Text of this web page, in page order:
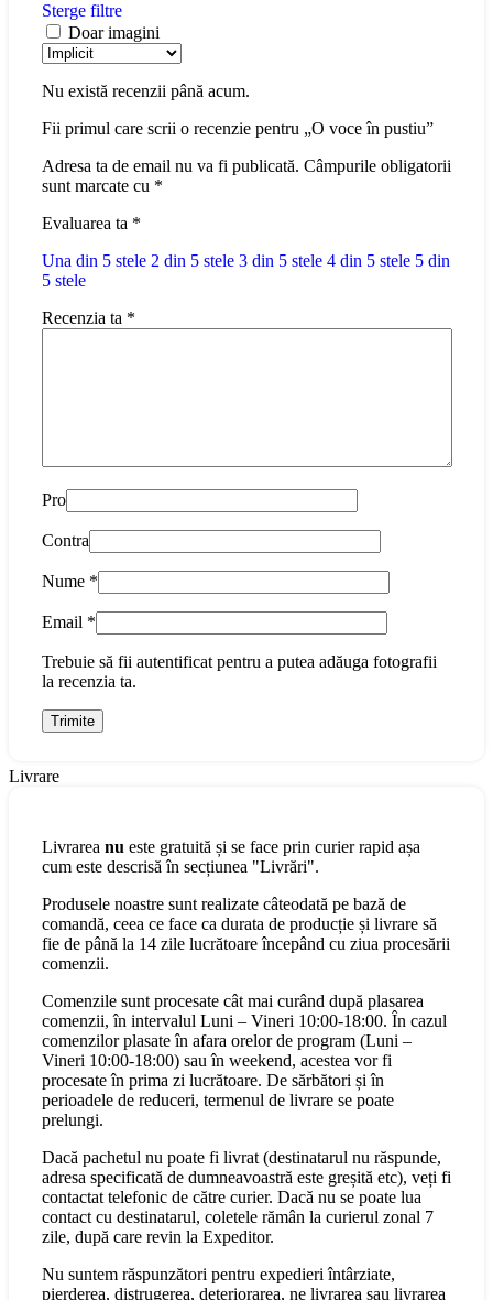
Sterge filtre
Doar imagini
Nu există recenzii până acum.
Fii primul care scrii o recenzie pentru „O voce în pustiu”
Adresa ta de email nu va fi publicată. Câmpurile obligatorii
sunt marcate cu *
Evaluarea ta *
Una din 5 stele 2 din 5 stele 3 din 5 stele 4 din 5 stele 5 din
5 stele
Recenzia ta *
Pro
Contra
Nume *
Email *
Trebuie să fii autentificat pentru a putea adăuga fotografii
la recenzia ta.
Livrare
Livrarea nu este gratuită și se face prin curier rapid așa
cum este descrisă în secțiunea "Livrări".
Produsele noastre sunt realizate câteodată pe bază de
comandă, ceea ce face ca durata de producție și livrare să
fie de până la 14 zile lucrătoare începând cu ziua procesării
comenzii.
Comenzile sunt procesate cât mai curând după plasarea
comenzii, în intervalul Luni – Vineri 10:00-18:00. În cazul
comenzilor plasate în afara orelor de program (Luni –
Vineri 10:00-18:00) sau în weekend, acestea vor fi
procesate în prima zi lucrătoare. De sărbători și în
perioadele de reduceri, termenul de livrare se poate
prelungi.
Dacă pachetul nu poate fi livrat (destinatarul nu răspunde,
adresa specificată de dumneavoastră este greșită etc), veți fi
contactat telefonic de către curier. Dacă nu se poate lua
contact cu destinatarul, coletele rămân la curierul zonal 7
zile, după care revin la Expeditor.
Nu suntem răspunzători pentru expedieri întârziate,
pierderea, distrugerea, deteriorarea, ne livrarea sau livrarea